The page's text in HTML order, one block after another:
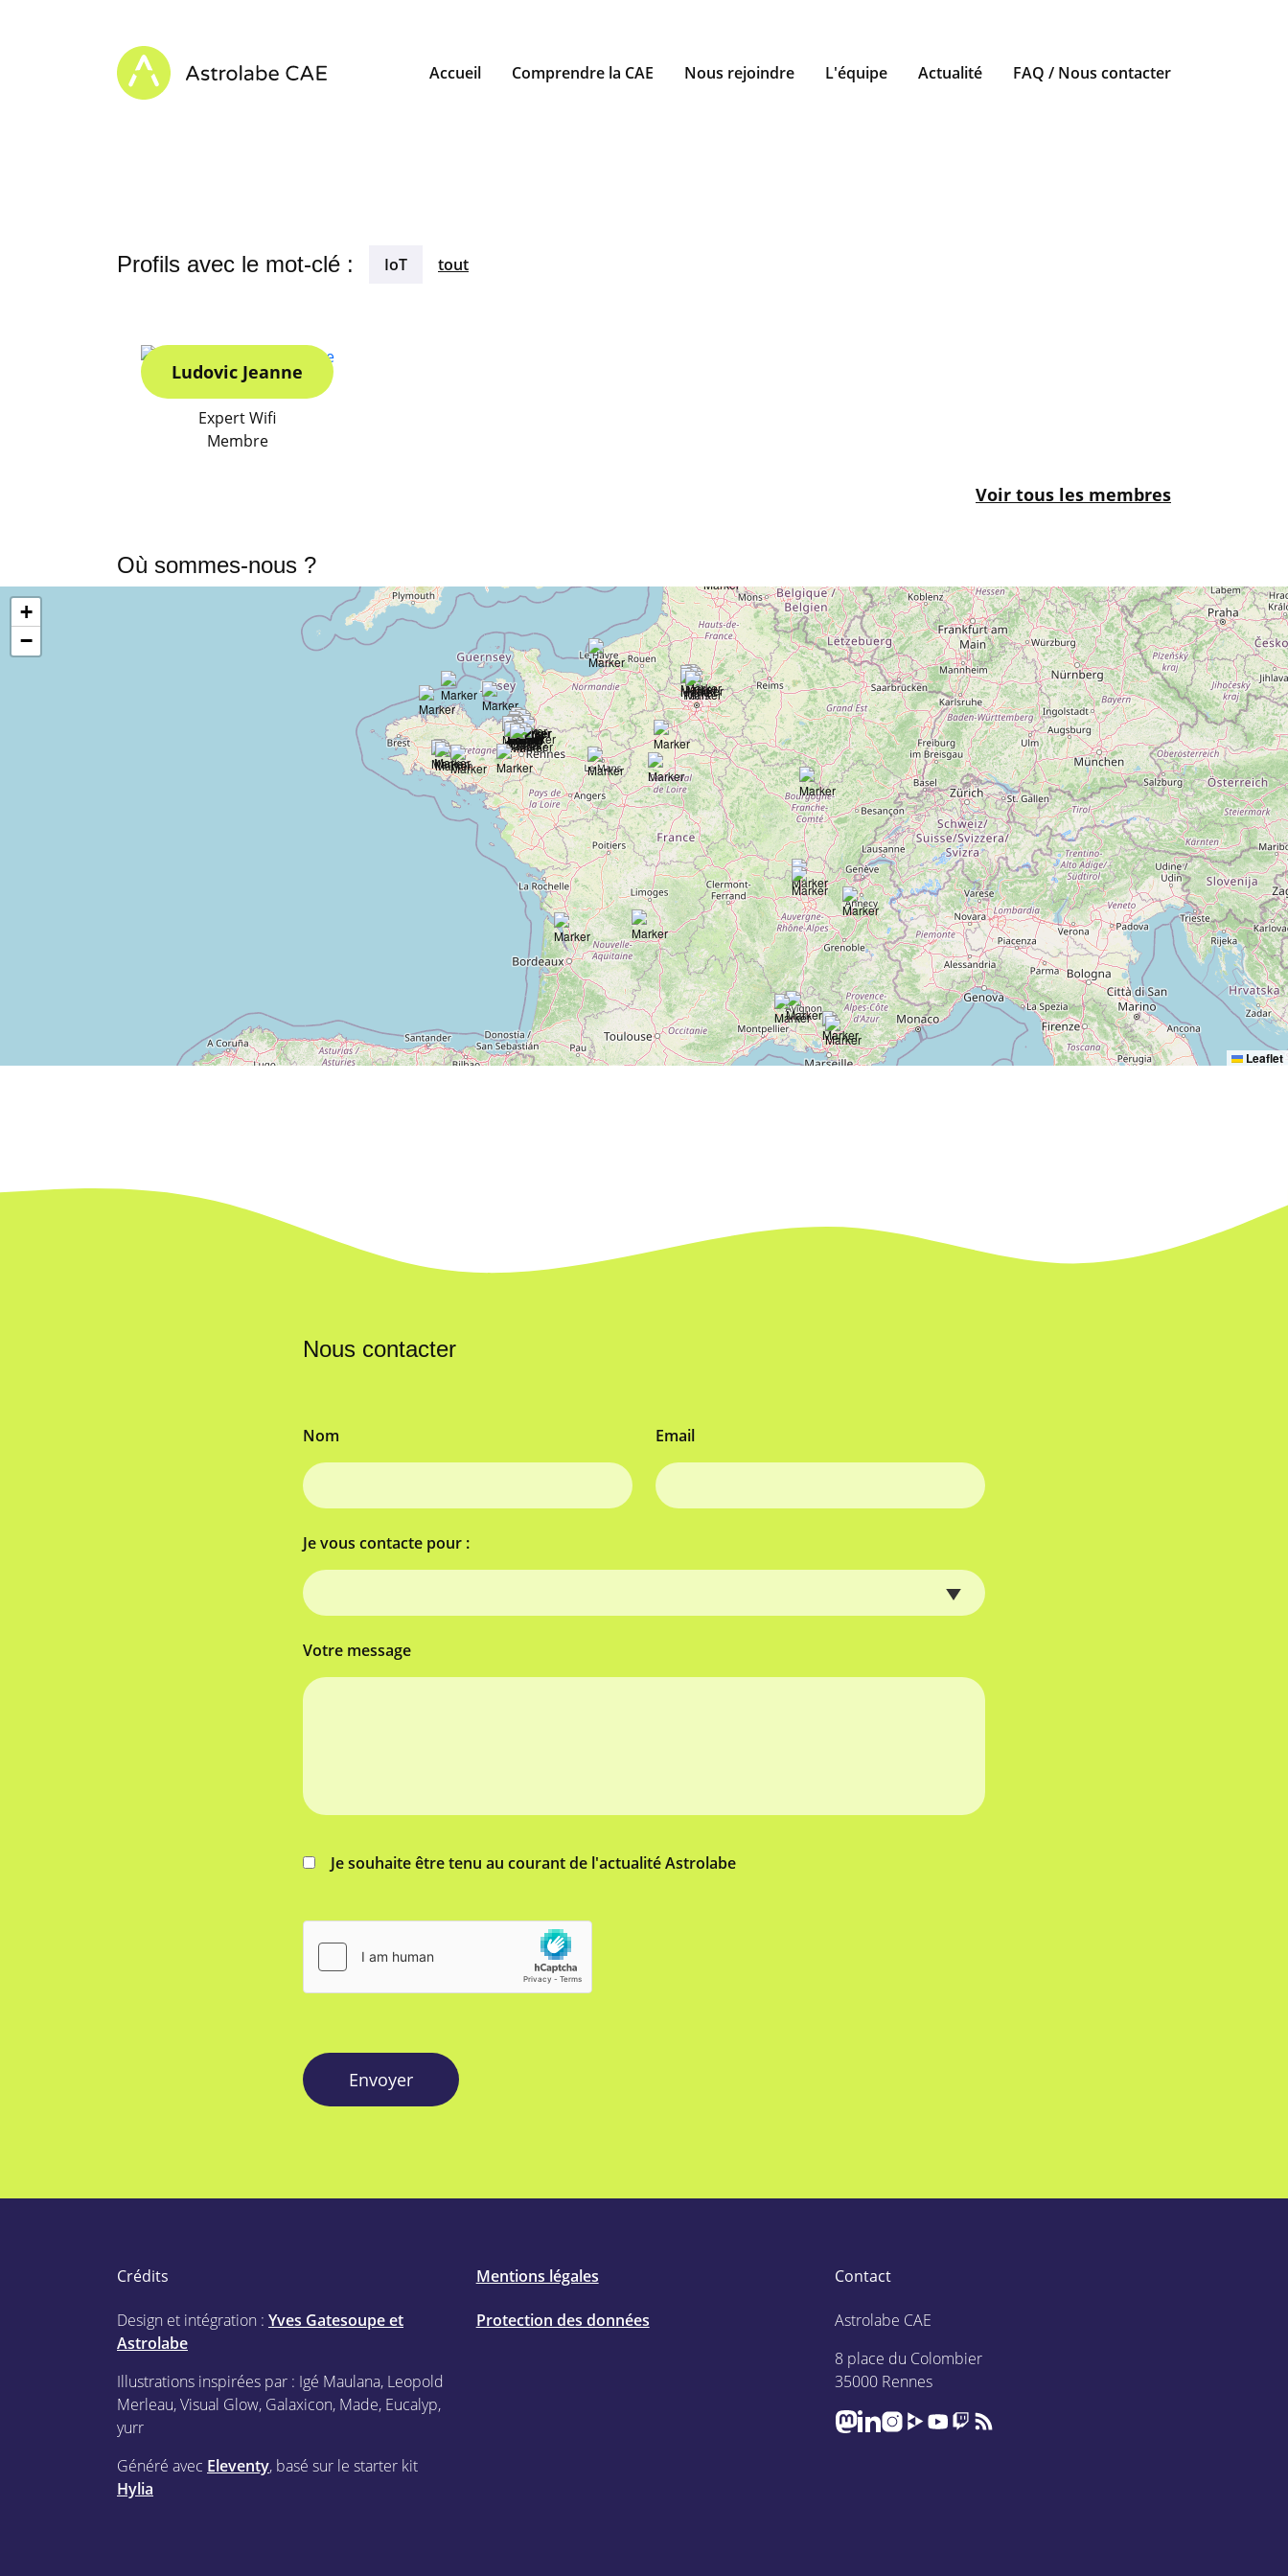
Astrolabe CAE - Home
Accueil Comprendre la CAE Nous rejoindre L'équipe Actualité FAQ / Nous contacter
Profils avec le mot-clé : IoT tout
Ludovic Jeanne
Expert Wifi
Membre
Voir tous les membres
Où sommes-nous ?
+
−
Leaflet
Nous contacter
Nom Email
Je vous contacte pour :
Votre message
Je souhaite être tenu au courant de l'actualité Astrolabe
Envoyer
Crédits
Design et intégration : Yves Gatesoupe et
Astrolabe
Illustrations inspirées par : Igé Maulana, Leopold
Merleau, Visual Glow, Galaxicon, Made, Eucalyp,
yurr
Généré avec Eleventy, basé sur le starter kit
Hylia
Mentions légales
Protection des données
Contact
Astrolabe CAE
8 place du Colombier
35000 Rennes